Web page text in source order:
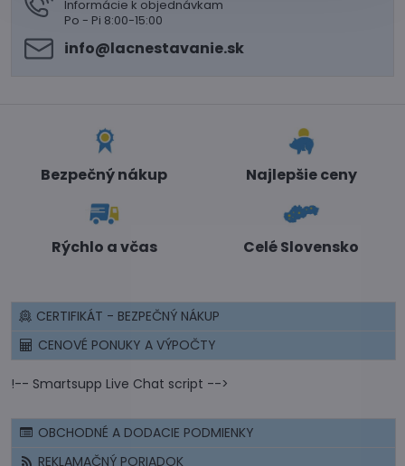
Informácie k objednávkam
Po - Pi 8:00-15:00
info​@lacnestavanie​.sk
Bezpečný nákup Najlepšie ceny
Rýchlo a včas Celé Slovensko
CERTIFIKÁT - BEZPEČNÝ NÁKUP
CENOVÉ PONUKY A VÝPOČTY
!-- Smartsupp Live Chat script -->
OBCHODNÉ A DODACIE PODMIENKY
REKLAMAČNÝ PORIADOK